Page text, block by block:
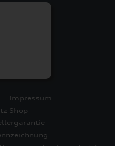
Impressum
Shop